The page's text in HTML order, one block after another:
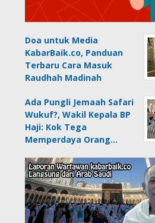
Doa untuk Media
KabarBaik.co, Panduan
Terbaru Cara Masuk
Raudhah Madinah
Ada Pungli Jemaah Safari
Wukuf?, Wakil Kepala BP
Haji: Kok Tega
Memperdaya Orang…